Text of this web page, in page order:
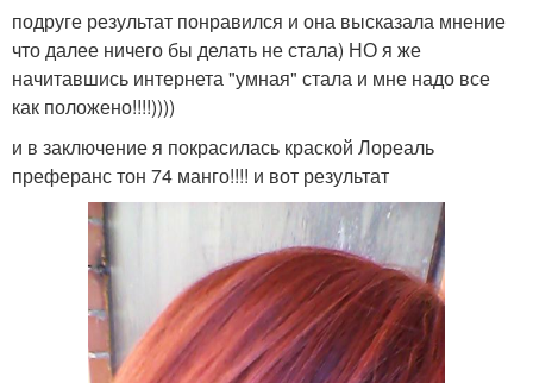
подруге результат понравился и она высказала мнение
что далее ничего бы делать не стала) НО я же
начитавшись интернета "умная" стала и мне надо все
как положено!!!!))))
и в заключение я покрасилась краской Лореаль
преферанс тон 74 манго!!!! и вот результат